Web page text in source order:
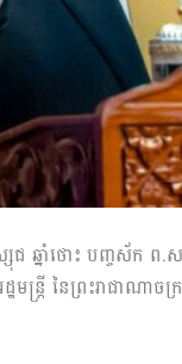
ជ ឆ្នាំថោះ បញ្ចស័ក ព.
រី នៃព្រះរាជាណាចក្រ